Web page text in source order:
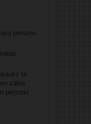
personu
tā
zāles
personu